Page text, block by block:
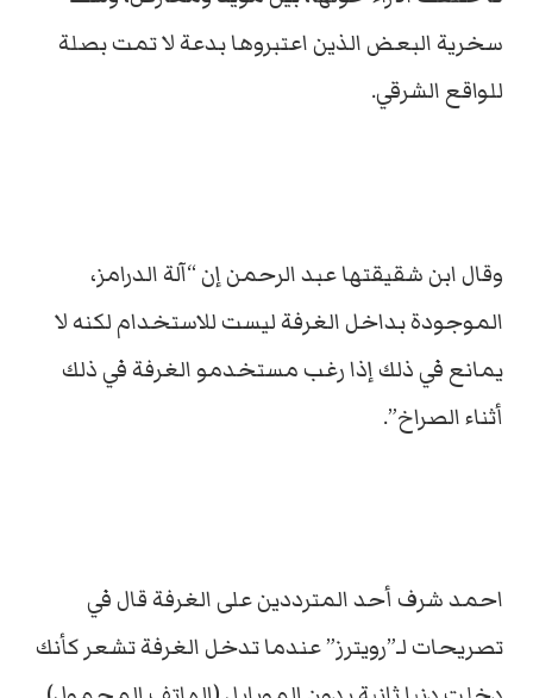
سخرية البعض الذين اعتبروها بدعة لا تمت بصلة
للواقع الشرقي.
وقال ابن شقيقتها عبد الرحمن إن “آلة الدرامز،
الموجودة بداخل الغرفة ليست للاستخدام لكنه لا
يمانع في ذلك إذا رغب مستخدمو الغرفة في ذلك
أثناء الصراخ”.
احمد شرف أحد المترددين على الغرفة قال في
تصريحات لـ”رويترز” عندما تدخل الغرفة تشعر كأنك